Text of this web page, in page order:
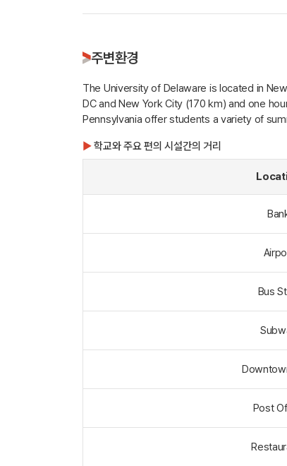
주변환경
The University of Delaware is located in
DC and New York City (170 km) and one
Pennsylvania offer students a variety of
▶학교와 주요 편의 시설간의 거리
Bus
Post